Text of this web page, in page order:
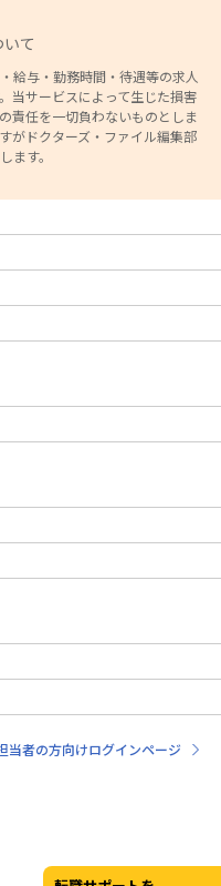
て
給与・勤務時間・待遇等の求人
当サービスによって生じた損害
責任を一切負わないものとしま
がドクターズ・ファイル編集部
ます。
当者の方向けログインページ